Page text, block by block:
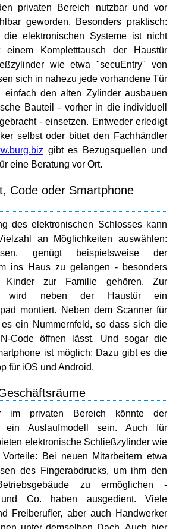
privaten Bereich nutzbar und vor
geworden. Besonders praktisch:
elektronischen Systeme ist nicht
einem Kompletttausch der Haustür
wie etwa "secuEntry" von
sich in nahezu jede vorhandene Tür
einfach den alten Zylinder ausbauen
Bauteil - vorher in die individuell
- einsetzen. Entweder erledigt
selbst oder bittet den Fachhändler
gibt es Bezugsquellen und
eine Beratung vor Ort.
Code oder Smartphone
des elektronischen Schlosses kann
an Möglichkeiten auswählen:
genügt beispielsweise der
ins Haus zu gelangen - besonders
Kinder zur Familie gehören. Zur
wird neben der Haustür ein
montiert. Neben dem Scanner für
ein Nummernfeld, so dass sich die
Code öffnen lässt. Und sogar die
ist möglich: Dazu gibt es die
für iOS und Android.
im privaten Bereich könnte der
ein Auslaufmodell sein. Auch für
elektronische Schließzylinder wie
Bei neuen Mitarbeitern etwa
des Fingerabdrucks, um ihm den
zu ermöglichen -
und Co. haben ausgedient. Viele
Freiberufler, aber auch Handwerker